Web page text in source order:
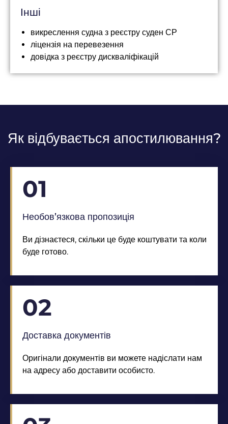
Інші
викреслення судна з реєстру суден СР
ліцензія на перевезення
довідка з реєстру дискваліфікацій
Як відбувається апостилювання?
01
Необов’язкова пропозиція
Ви дізнаєтеся, скільки це буде коштувати та коли
буде готово.
02
Доставка документів
Оригінали документів ви можете надіслати нам
на адресу або доставити особисто.